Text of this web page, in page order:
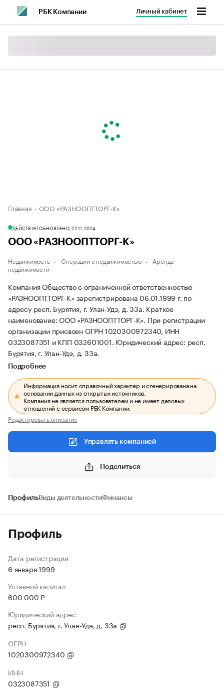
РБК Компании Личный кабинет
Главная ООО «РАЗНООПТТОРГ-К»
ДЕЙСТВУЕТОБНОВЛЕНО, 22.11.2024
ООО «РАЗНООПТТОРГ-К»
Недвижимость Операции с недвижимостью
Аренда
недвижимости
Компания Общество с ограниченной ответственностью
«РАЗНООПТТОРГ-К» зарегистрирована 06.01.1999 г. по
адресу респ. Бурятия, г. Улан-Удэ, д. 33а. Краткое
наименование: ООО «РАЗНООПТТОРГ-К». При регистрации
организации присвоен ОГРН 1020300972340, ИНН
0323087351 и КПП 032601001. Юридический адрес: респ.
Бурятия, г. Улан-Удэ, д. 33а.
Подробнее
Информация носит справочный характер и сгенерирована на
основании данных из открытых источников.
Компания не является пользователем и не имеет деловых
отношений с сервисом РБК Компании.
Редактировать описание
Управлять компанией
Поделиться
ПрофильВиды деятельностиФинансы
Профиль
Дата регистрации
6 января 1999
Уставной капитал
600 000 ₽
Юридический адрес
респ. Бурятия, г. Улан-Удэ, д. 33а
ОГРН
1020300972340
ИНН
0323087351